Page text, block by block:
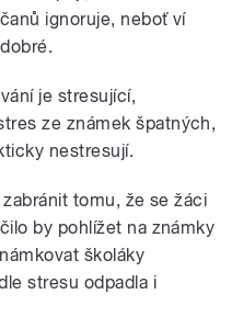
ignoruje, neboť ví
je stresující,
ze známek špatných,
nestresují.
tomu, že se žáci
by pohlížet na známky
školáky
stresu odpadla i